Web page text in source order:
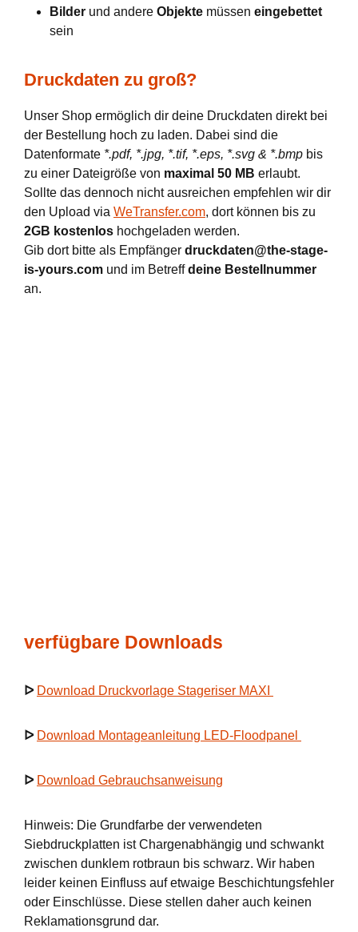
Bilder und andere Objekte müssen eingebettet
sein
Druckdaten zu groß?
Unser Shop ermöglich dir deine Druckdaten direkt bei
der Bestellung hoch zu laden. Dabei sind die
Datenformate *.pdf, *.jpg, *.tif, *.eps, *.svg & *.bmp bis
zu einer Dateigröße von maximal 50 MB erlaubt.
Sollte das dennoch nicht ausreichen empfehlen wir dir
den Upload via WeTransfer.com, dort können bis zu
2GB kostenlos hochgeladen werden.
Gib dort bitte als Empfänger druckdaten@the-stage-
is-yours.com und im Betreffdeine Bestellnummer
an.
verfügbare Downloads
ᐅ Download Druckvorlage Stageriser MAXI
ᐅ Download Montageanleitung LED-Floodpanel
ᐅ Download Gebrauchsanweisung
Hinweis: Die Grundfarbe der verwendeten
Siebdruckplatten ist Chargenabhängig und schwankt
zwischen dunklem rotbraun bis schwarz. Wir haben
leider keinen Einfluss auf etwaige Beschichtungsfehler
oder Einschlüsse. Diese stellen daher auch keinen
Reklamationsgrund dar.